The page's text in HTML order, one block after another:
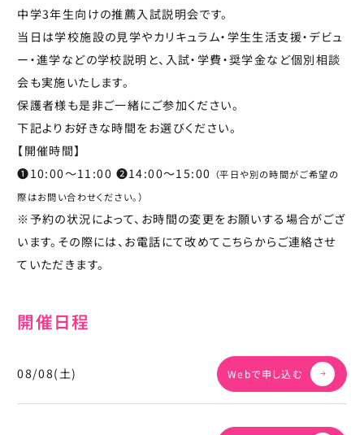
中学3年生向けの推薦入試説明会です。
当日は学校施設の見学やカリキュラム・学生生活支援・デビュ
ー・進学などの学校説明と、入試・学費・奨学金など個別相談
会も実施いたします。
保護者様も是非ご一緒にご参加ください。
下記よりお好きな時間をお選びください。
【開催時間】
❶10:00～11:00 ❷14:00～15:00 （平日や別の時間がご希望の
際はお問い合わせください。）
※予約の状況によって、お時間の変更をお願いする場合がござ
います。その際には、お電話にて改めてこちらからご連絡させ
ていただきます。
開催日程
08/08(土) Webで申し込む